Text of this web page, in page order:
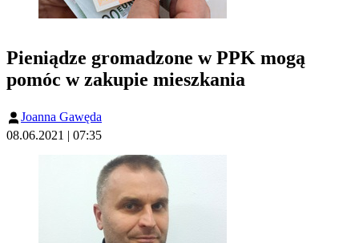
Pieniądze gromadzone w PPK mogą
pomóc w zakupie mieszkania
Joanna Gawęda
08.06.2021 | 07:35